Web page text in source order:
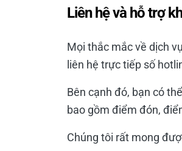
Liên hệ và hỗ trợ
Mọi thắc mắc về dịch
liên hệ trực tiếp số
Bên cạnh đó, bạn có
bao gồm điểm đón,
Chúng tôi rất mong